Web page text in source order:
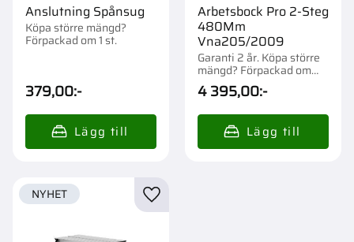
Anslutning Spånsug
Köpa större mängd?
Förpackad om 1 st.
379,00:-
Arbetsbock Pro 2-Steg
480Mm
Vna205/2009
Garanti 2 år. Köpa större
mängd? Förpackad om
1/24 st.
4 395,00:-
NYHET Lägg till i favoriter